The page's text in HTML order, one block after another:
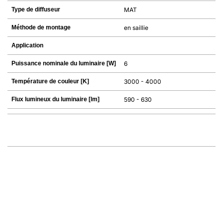
Type de diffuseur MAT
Méthode de montage en saillie
Application
Puissance nominale du luminaire [W] 6
Température de couleur [K] 3000 - 4000
Flux lumineux du luminaire [lm] 590 - 630